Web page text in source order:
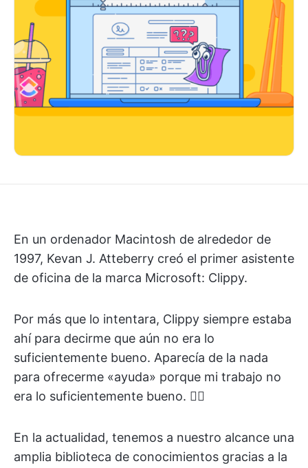
En un ordenador Macintosh de alrededor de
1997, Kevan J. Atteberry creó el primer asistente
de oficina de la marca Microsoft: Clippy.
Por más que lo intentara, Clippy siempre estaba
ahí para decirme que aún no era lo
suficientemente bueno. Aparecía de la nada
para ofrecerme «ayuda» porque mi trabajo no
era lo suficientemente bueno. 😵‍💫
En la actualidad, tenemos a nuestro alcance una
amplia biblioteca de conocimientos gracias a la